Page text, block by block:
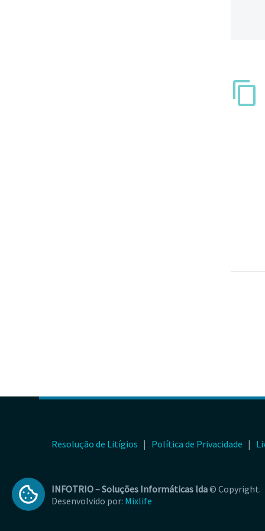
Resolução de Litígios | Política de Privacidade |
INFOTRIO –Soluções Informáticas lda© Copyright.
Desenvolvido por: Mixlife